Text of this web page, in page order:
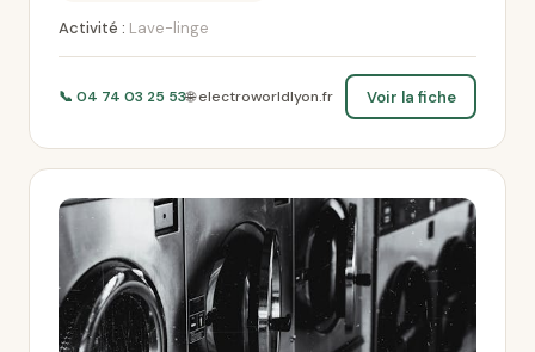
Activité : Lave-linge
📞 04 74 03 25 53🌐 electroworldlyon.fr Voir la fiche